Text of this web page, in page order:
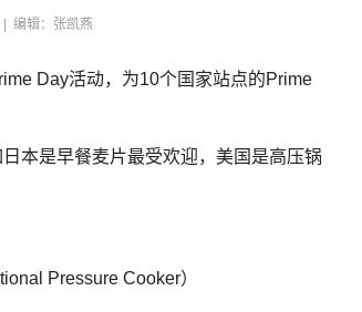
编辑：张凯燕
Day活动，为10个国家站点的Prime
本是早餐麦片最受欢迎，美国是高压锅
Pressure Cooker）